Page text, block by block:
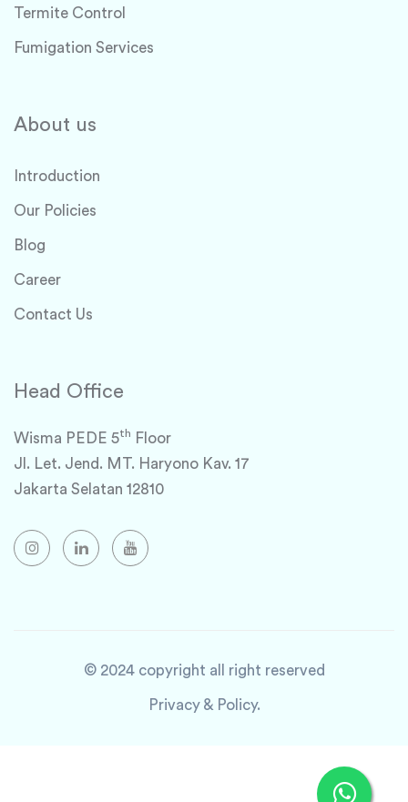
Termite Control
Fumigation Services
About us
Introduction
Our Policies
Blog
Career
Contact Us
Head Office
Wisma PEDE 5th
Floor
Jl. Let. Jend. MT. Haryono Kav. 17
Jakarta Selatan 12810
© 2024 copyright all right reserved
Privacy & Policy.